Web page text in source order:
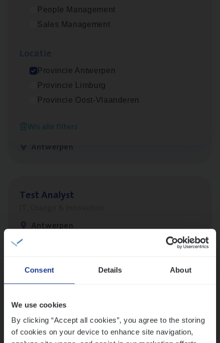
Consent Details About
We use cookies
By clicking “Accept all cookies”, you agree to the storing
of cookies on your device to enhance site navigation,
People Management
Sales Management
Provincie Antwerpen
Provincie Limburg
Provincie Oost-Vlaanderen
Wis alle filters
(Agi­le)IT Pro­ject Manager
Cus­to­mer Care Expert
Customer Services
Antwerpen
Test Ana­lyst
Antwerpen
Lees onze verhalen
versterken
Mathias houdt van diepgaande dossiers én droge
humor